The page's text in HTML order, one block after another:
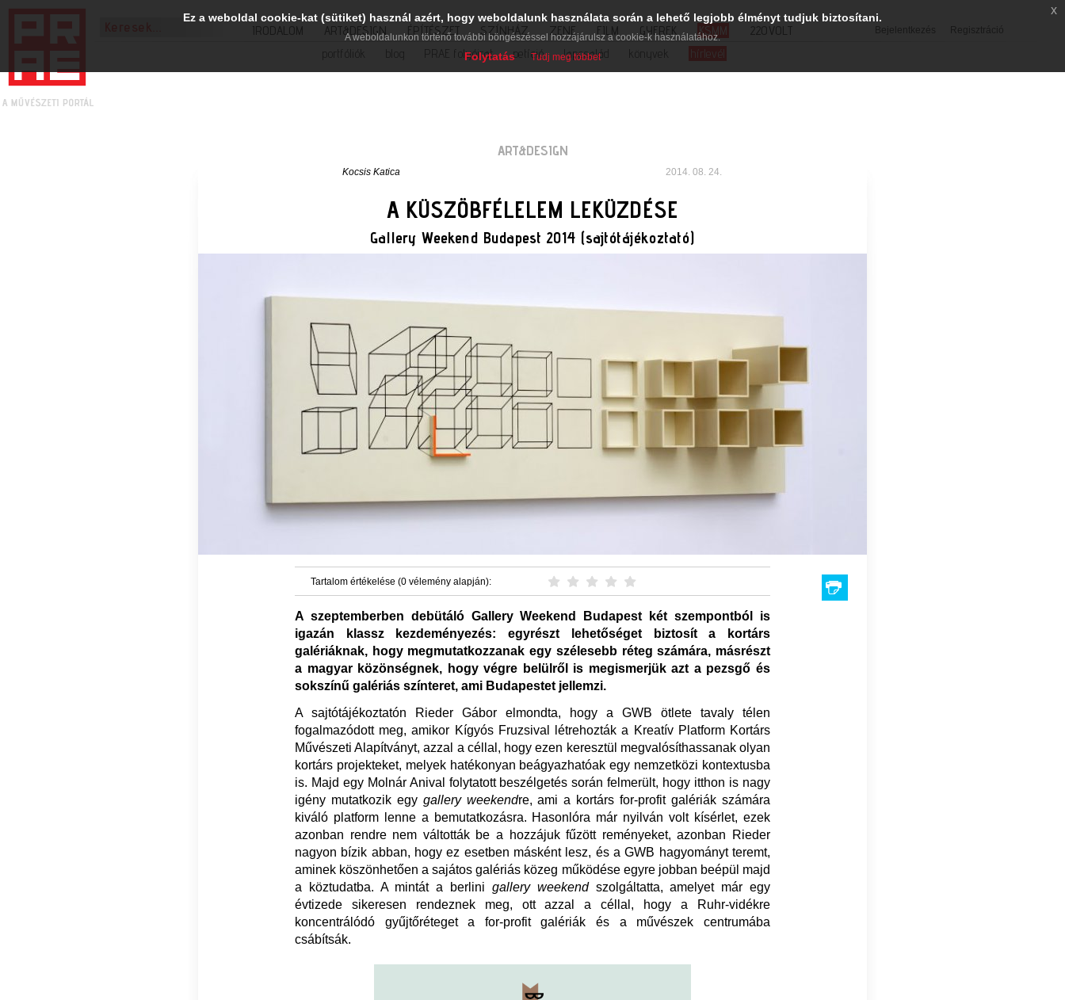
Bejelentkezés Regisztráció
IRODALOM ART&DESIGN ÉPÍTÉSZET SZÍNHÁZ ZENE FILM GYEREK KSMM
220VOLT
portfóliók
blog PRAE folyóirat petíció lapcsalád könyvek hírlevél
ART&DESIGN
Kocsis Katica 2014. 08. 24.
A KÜSZÖBFÉLELEM LEKÜZDÉSE
Gallery Weekend Budapest 2014 (sajtótájékoztató)
Tartalom értékelése (0 vélemény alapján):
A szeptemberben debütáló Gallery Weekend Budapest két szempontból is
igazán klassz kezdeményezés: egyrészt lehetőséget biztosít a kortárs
galériáknak, hogy megmutatkozzanak egy szélesebb réteg számára, másrészt
a magyar közönségnek, hogy végre belülről is megismerjük azt a pezsgő és
sokszínű galériás színteret, ami Budapestet jellemzi.
A sajtótájékoztatón Rieder Gábor elmondta, hogy a GWB ötlete tavaly télen
fogalmazódott meg, amikor Kígyós Fruzsival létrehozták a Kreatív Platform Kortárs
Művészeti Alapítványt, azzal a céllal, hogy ezen keresztül megvalósíthassanak olyan
kortárs projekteket, melyek hatékonyan beágyazhatóak egy nemzetközi kontextusba
is. Majd egy Molnár Anival folytatott beszélgetés során felmerült, hogy itthon is nagy
igény mutatkozik egy gallery weekendre, ami a kortárs for-profit galériák számára
kiváló platform lenne a bemutatkozásra. Hasonlóra már nyilván volt kísérlet, ezek
azonban rendre nem váltották be a hozzájuk fűzött reményeket, azonban Rieder
nagyon bízik abban, hogy ez esetben másként lesz, és a GWB hagyományt teremt,
aminek köszönhetően a sajátos galériás közeg működése egyre jobban beépül majd
a köztudatba. A mintát a berlini gallery weekendszolgáltatta, amelyet már egy
évtizede sikeresen rendeznek meg, ott azzal a céllal, hogy a Ruhr-vidékre
koncentrálódó gyűjtőréteget a for-profit galériák és a művészek centrumába
csábítsák.
Ez a weboldal cookie-kat (sütiket) használ azért, hogy weboldalunk használata során a lehető legjobb élményt tudjuk biztosítani.
A weboldalunkon történő további böngészéssel hozzájárulsz a cookie-k használatához.
Folytatás Tudj meg többet
x